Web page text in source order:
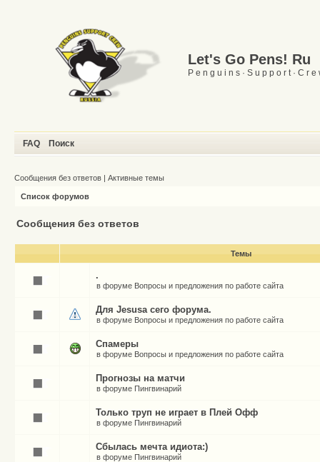
Let's Go Pens! Ru
P e n g u i n s · S u p p o r t · C r e
FAQ Поиск
Сообщения без ответов | Активные темы
Список форумов
Сообщения без ответов
Темы
.
в форуме Вопросы и предложения по работе сайта
Для Jesusа сего форума.
в форуме Вопросы и предложения по работе сайта
Спамеры
в форуме Вопросы и предложения по работе сайта
Прогнозы на матчи
в форуме Пингвинарий
Только труп не играет в Плей Офф
в форуме Пингвинарий
Сбылась мечта идиота:)
в форуме Пингвинарий